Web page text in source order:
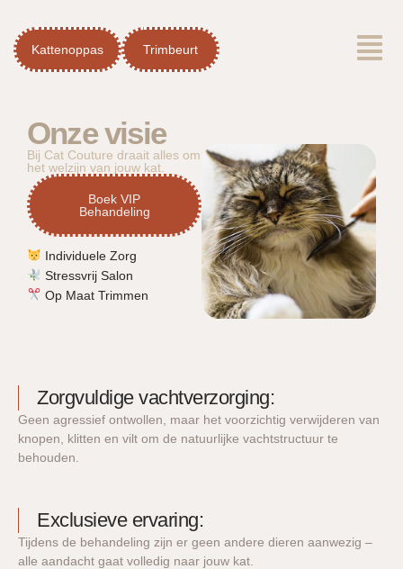
naar
de
inhoud
Kattenoppas Trimbeurt
Menu
Onze visie
Bij Cat Couture draait alles om
het welzijn van jouw kat.​
Boek VIP
Behandeling
Individuele Zorg
Stressvrij Salon
Op Maat Trimmen
Zorgvuldige vachtverzorging:
Geen agressief ontwollen, maar het voorzichtig verwijderen van
knopen, klitten en vilt om de natuurlijke vachtstructuur te
behouden.
Exclusieve ervaring:
Tijdens de behandeling zijn er geen andere dieren aanwezig –
alle aandacht gaat volledig naar jouw kat.